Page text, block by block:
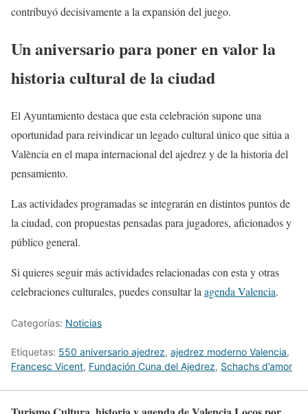
contribuyó decisivamente a la expansión del juego.
Un aniversario para poner en valor la
historia cultural de la ciudad
El Ayuntamiento destaca que esta celebración supone una
oportunidad para reivindicar un legado cultural único que sitúa a
València en el mapa internacional del ajedrez y de la historia del
pensamiento.
Las actividades programadas se integrarán en distintos puntos de
la ciudad, con propuestas pensadas para jugadores, aficionados y
público general.
Si quieres seguir más actividades relacionadas con esta y otras
celebraciones culturales, puedes consultar laagenda Valencia.
Categorías: Noticias
Etiquetas: 550 aniversario ajedrez, ajedrez moderno Valencia,
Francesc Vicent, Fundación Cuna del Ajedrez, Schachs d’amor